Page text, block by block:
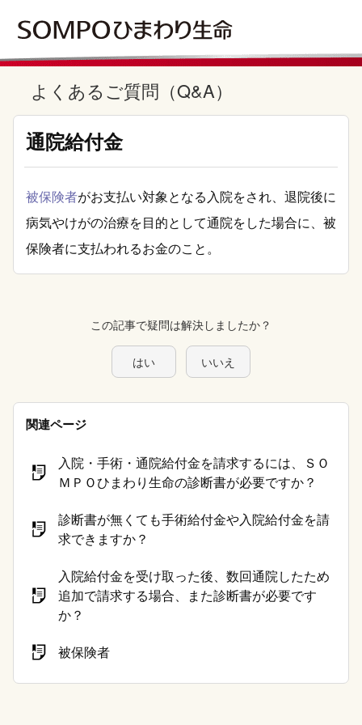
よくあるご質問（Q&A）
通院給付金
被保険者がお支払い対象となる入院をされ、退院後に
病気やけがの治療を目的として通院をした場合に、被
保険者に支払われるお金のこと。
この記事で疑問は解決しましたか？
はい いいえ
関連ページ
入院・手術・通院給付金を請求するには、ＳＯ
ＭＰＯひまわり生命の診断書が必要ですか？
診断書が無くても手術給付金や入院給付金を請
求できますか？
入院給付金を受け取った後、数回通院したため
追加で請求する場合、また診断書が必要です
か？
被保険者